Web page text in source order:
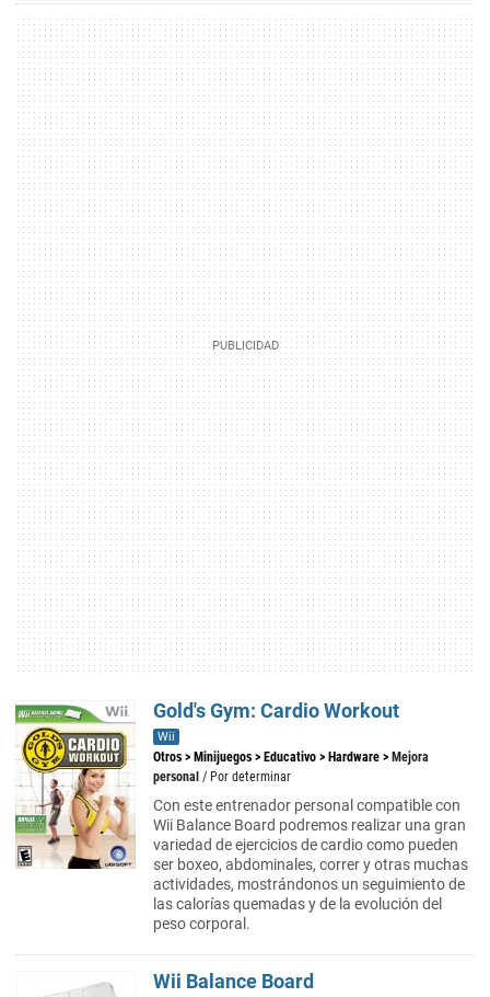
Gold's Gym: Cardio Workout
Wii
Otros > Minijuegos > Educativo > Hardware > Mejora
personal / Por determinar
Con este entrenador personal compatible con
Wii Balance Board podremos realizar una gran
variedad de ejercicios de cardio como pueden
ser boxeo, abdominales, correr y otras muchas
actividades, mostrándonos un seguimiento de
las calorías quemadas y de la evolución del
peso corporal.
Wii Balance Board